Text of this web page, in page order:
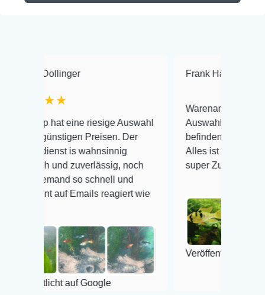
eine riesige Auswahl
Preisen. Der
is wahnsinnig
zuverlässig, noch
so schnell und
Emails reagiert wie
auf Google
Frank Hackmayer
Warenanlieferung Top und die
Auswahl plus gesundheitliches
befinden der Fische
Alles ist quick lebendig und im
super Zustand. Gerne wieder 😃
Veröffentlicht auf Google